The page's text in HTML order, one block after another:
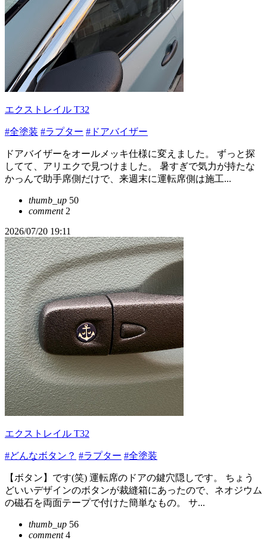
エクストレイル T32
#全塗装 #ラプター #ドアバイザー
ドアバイザーをオールメッキ仕様に変えました。 ずっと探
してて、アリエクで見つけました。 暑すぎで気力が持たな
かっんで助手席側だけで、来週末に運転席側は施工...
thumb_up 50
comment2
2026/07/20 19:11
エクストレイル T32
#どんなボタン？ #ラプター #全塗装
【ボタン】です(笑) 運転席のドアの鍵穴隠しです。 ちょう
どいいデザインのボタンが裁縫箱にあったので、ネオジウム
の磁石を両面テープで付けた簡単なもの。 サ...
thumb_up 56
comment4